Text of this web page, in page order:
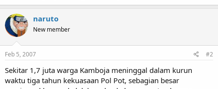
naruto
New member
Feb 5, 2007 #2
Sekitar 1,7 juta warga Kamboja meninggal dalam kurun
waktu tiga tahun kekuasaan Pol Pot, sebagian besar